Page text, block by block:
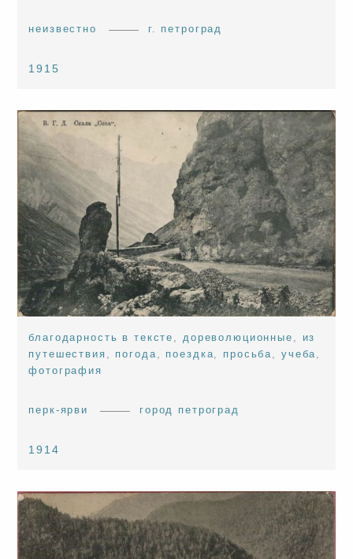
неизвестно г. петроград
1915
благодарность в тексте , дореволюционные , из
путешествия , погода, поездка, просьба, учеба,
фотография
перк-ярви город петроград
1914